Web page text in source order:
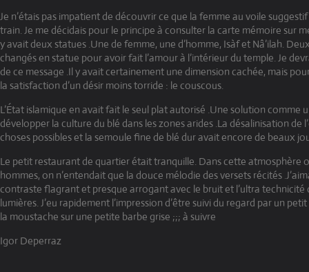
Je n’étais pas impatient de découvrir ce que la femme au voile
train. Je me décidais pour le principe à consulter la carte mémoire sur
y avait deux statues .Une de femme, une d’homme, Isàf et Nâ’ilah.
changés en statue pour avoir fait l’amour à l’intérieur du temple. Je
de ce message .Il y avait certainement une dimension cachée, mais
la satisfaction d’un désir moins torride : le couscous.
L’État islamique en avait fait le seul plat autorisé .Une solution comme
développer la culture du blé dans les zones arides .La désalinisation de
choses possibles et la semoule fine de blé dur avait encore de beaux
Le petit restaurant de quartier était tranquille. Dans cette atmosphère
hommes, on n’entendait que la douce mélodie des versets récités
contraste flagrant et presque arrogant avec le bruit et l’ultra technicité
lumières. J’eu rapidement l’impression d’être suivi du regard par un
la moustache sur une petite barbe grise ;;; à suivre
Igor Deperraz